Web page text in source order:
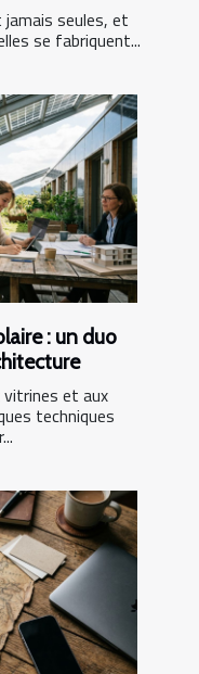
jamais seules, et
se fabriquent...
: un duo
et aux
techniques